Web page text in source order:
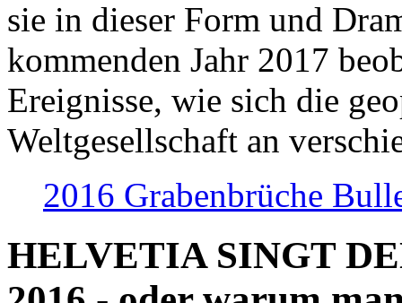
sie in dieser Form und
kommenden Jahr 2017
Ereignisse, wie sich die
Weltgesellschaft an
2016 Grabenbrüche
HELVETIA SINGT